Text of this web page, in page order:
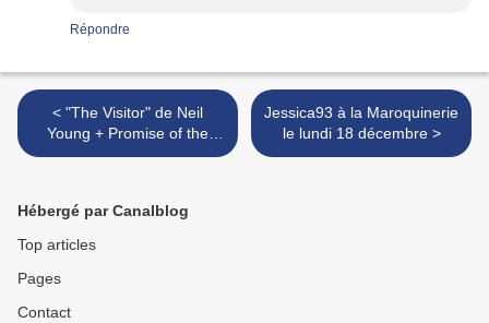
Répondre
< "The Visitor" de Neil
Young + Promise of the
Real : "Making America
Jessica93 à la Maroquinerie
le lundi 18 décembre >
Hébergé par Canalblog
Top articles
Pages
Contact